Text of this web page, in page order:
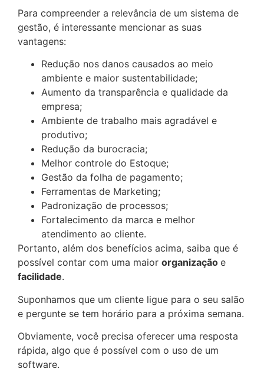
Para compreender a relevância de um sistema de
gestão, é interessante mencionar as suas
vantagens:
Redução nos danos causados ao meio
ambiente e maior sustentabilidade;
Aumento da transparência e qualidade da
empresa;
Ambiente de trabalho mais agradável e
produtivo;
Redução da burocracia;
Melhor controle do Estoque;
Gestão da folha de pagamento;
Ferramentas de Marketing;
Padronização de processos;
Fortalecimento da marca e melhor
atendimento ao cliente.
Portanto, além dos benefícios acima, saiba que é
possível contar com uma maior organização e
facilidade.
Suponhamos que um cliente ligue para o seu salão
e pergunte se tem horário para a próxima semana.
Obviamente, você precisa oferecer uma resposta
rápida, algo que é possível com o uso de um
software.